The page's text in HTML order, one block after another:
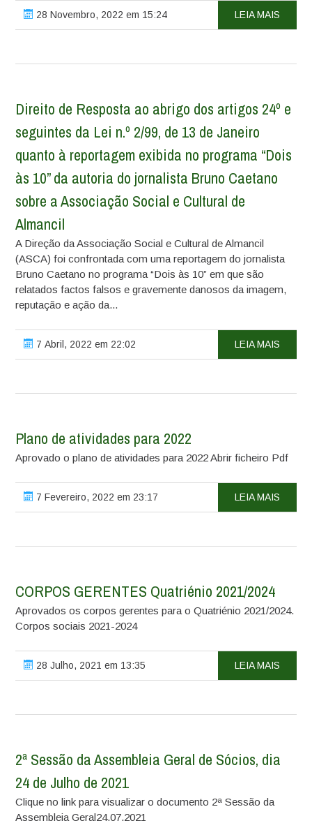
28 Novembro, 2022 em 15:24 LEIA MAIS
Direito de Resposta ao abrigo dos artigos 24º e
seguintes da Lei n.º 2/99, de 13 de Janeiro
quanto à reportagem exibida no programa “Dois
às 10” da autoria do jornalista Bruno Caetano
sobre a Associação Social e Cultural de
Almancil
A Direção da Associação Social e Cultural de Almancil
(ASCA) foi confrontada com uma reportagem do jornalista
Bruno Caetano no programa “Dois às 10” em que são
relatados factos falsos e gravemente danosos da imagem,
reputação e ação da...
7 Abril, 2022 em 22:02 LEIA MAIS
Plano de atividades para 2022
Aprovado o plano de atividades para 2022 Abrir ficheiro Pdf
7 Fevereiro, 2022 em 23:17 LEIA MAIS
CORPOS GERENTES Quatriénio 2021/2024
Aprovados os corpos gerentes para o Quatriénio 2021/2024.
Corpos sociais 2021-2024
28 Julho, 2021 em 13:35 LEIA MAIS
2ª Sessão da Assembleia Geral de Sócios, dia
24 de Julho de 2021
Clique no link para visualizar o documento 2ª Sessão da
Assembleia Geral24.07.2021